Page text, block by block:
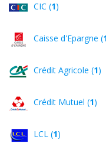
CIC (1)
Caisse d'Epargne (
Crédit Agricole (1)
Crédit Mutuel (1)
LCL (1)